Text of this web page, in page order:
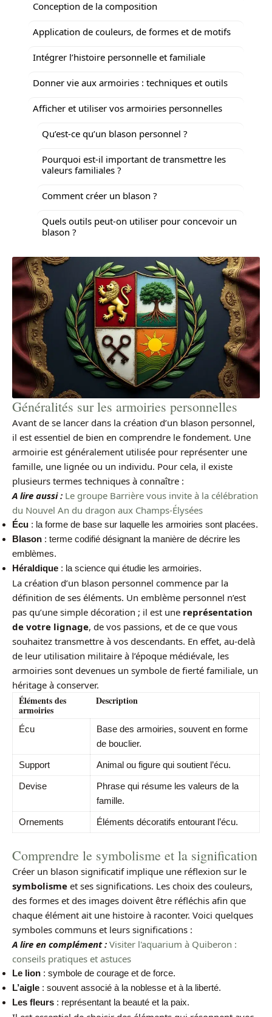
Conception de la composition
Application de couleurs, de formes et de motifs
Intégrer l’histoire personnelle et familiale
Donner vie aux armoiries : techniques et outils
Afficher et utiliser vos armoiries personnelles
Qu’est-ce qu’un blason personnel ?
Pourquoi est-il important de transmettre les
valeurs familiales ?
Comment créer un blason ?
Quels outils peut-on utiliser pour concevoir un
blason ?
Généralités sur les armoiries personnelles
Avant de se lancer dans la création d’un blason personnel,
il est essentiel de bien en comprendre le fondement. Une
armoirie est généralement utilisée pour représenter une
famille, une lignée ou un individu. Pour cela, il existe
plusieurs termes techniques à connaître :
A lire aussi : Le groupe Barrière vous invite à la célébration
du Nouvel An du dragon aux Champs-Élysées
Écu : la forme de base sur laquelle les armoiries sont placées.
Blason : terme codifié désignant la manière de décrire les
emblèmes.
Héraldique : la science qui étudie les armoiries.
La création d’un blason personnel commence par la
définition de ses éléments. Un emblème personnel n’est
pas qu’une simple décoration ; il est une représentation
de votre lignage, de vos passions, et de ce que vous
souhaitez transmettre à vos descendants. En effet, au-delà
de leur utilisation militaire à l’époque médiévale, les
armoiries sont devenues un symbole de fierté familiale, un
héritage à conserver.
Éléments des
armoiries
Description
Écu
Base des armoiries, souvent en forme
de bouclier.
Support Animal ou figure qui soutient l’écu.
Devise
Phrase qui résume les valeurs de la
famille.
Ornements Éléments décoratifs entourant l’écu.
Comprendre le symbolisme et la signification
Créer un blason significatif implique une réflexion sur le
symbolisme et ses significations. Les choix des couleurs,
des formes et des images doivent être réfléchis afin que
chaque élément ait une histoire à raconter. Voici quelques
symboles communs et leurs significations :
A lire en complément : Visiter l'aquarium à Quiberon :
conseils pratiques et astuces
Le lion : symbole de courage et de force.
L’aigle : souvent associé à la noblesse et à la liberté.
Les fleurs : représentant la beauté et la paix.